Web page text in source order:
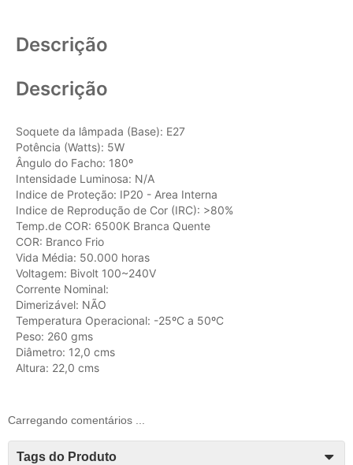
Descrição
Descrição
Soquete da lâmpada (Base): E27
Potência (Watts): 5W
Ângulo do Facho: 180º
Intensidade Luminosa: N/A
Indice de Proteção: IP20 - Area Interna
Indice de Reprodução de Cor (IRC): >80%
Temp.de COR: 6500K Branca Quente
COR: Branco Frio
Vida Média: 50.000 horas
Voltagem: Bivolt 100~240V
Corrente Nominal:
Dimerizável: NÃO
Temperatura Operacional: -25ºC a 50ºC
Peso: 260 gms
Diâmetro: 12,0 cms
Altura: 22,0 cms
Carregando comentários ...
Tags do Produto